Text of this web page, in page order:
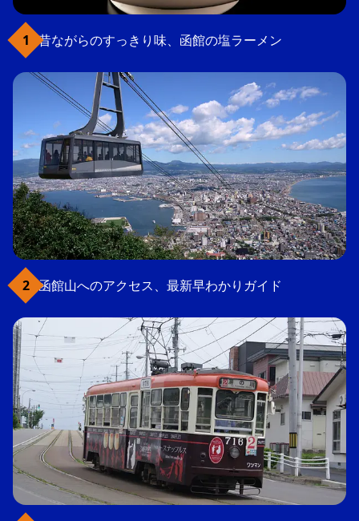
昔ながらのすっきり味、函館の塩ラーメン
函館山へのアクセス、最新早わかりガイド